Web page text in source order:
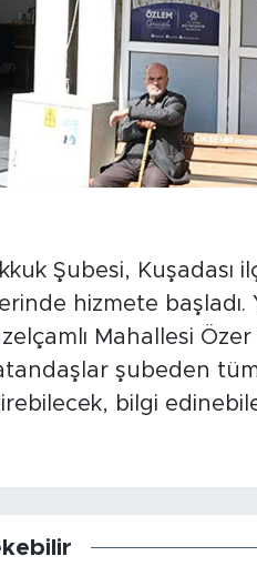
Şubesi, Kuşadası
hizmete başladı.
Mahallesi
şubeden
bilgi